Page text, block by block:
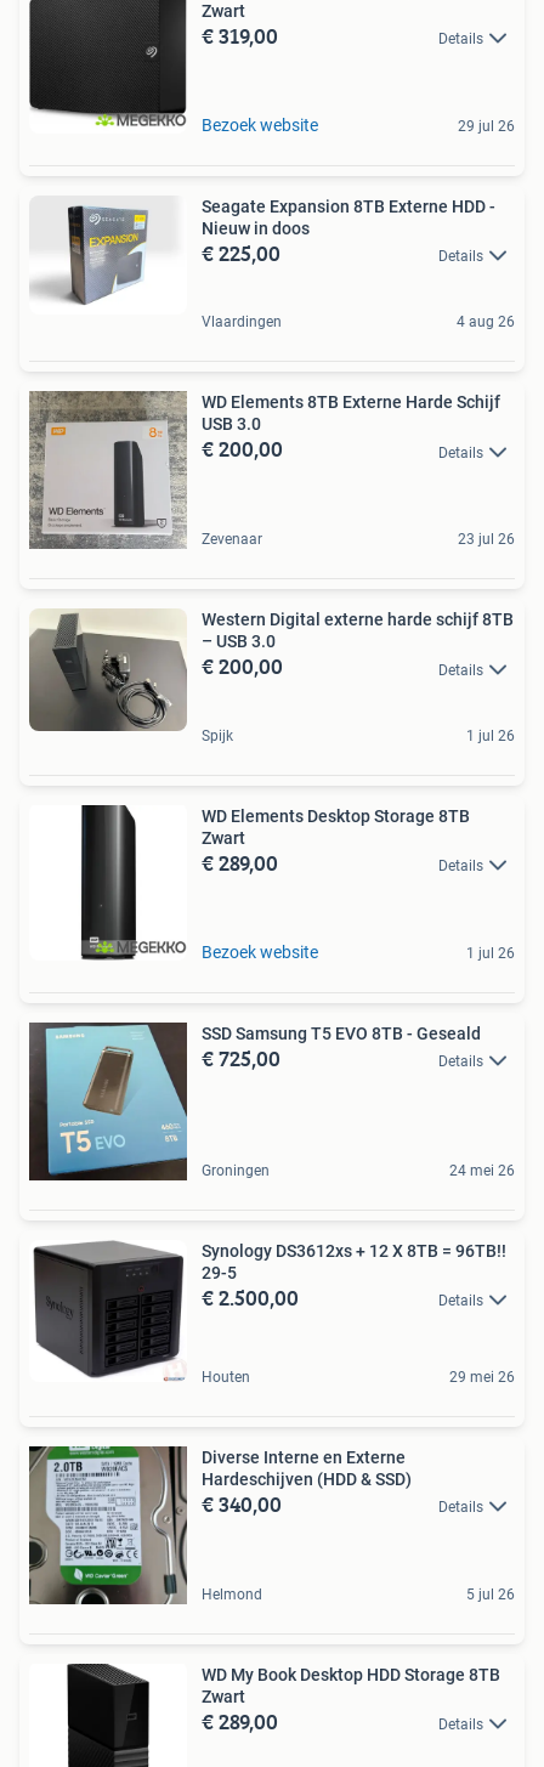
Zwart
€ 319,00 Details
Bezoek website 29 jul 26
Seagate Expansion 8TB Externe HDD -
Nieuw in doos
€ 225,00 Details
Vlaardingen 4 aug 26
WD Elements 8TB Externe Harde Schijf
USB 3.0
€ 200,00 Details
Zevenaar 23 jul 26
Western Digital externe harde schijf 8TB
– USB 3.0
€ 200,00 Details
Spijk 1 jul 26
WD Elements Desktop Storage 8TB
Zwart
€ 289,00 Details
Bezoek website 1 jul 26
SSD Samsung T5 EVO 8TB - Geseald
€ 725,00 Details
Groningen 24 mei 26
Synology DS3612xs + 12 X 8TB = 96TB!!
29-5
€ 2.500,00 Details
Houten 29 mei 26
Diverse Interne en Externe
Hardeschijven (HDD & SSD)
€ 340,00 Details
Helmond 5 jul 26
WD My Book Desktop HDD Storage 8TB
Zwart
€ 289,00 Details